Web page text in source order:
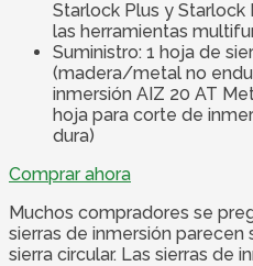
Starlock Plus y Starlock
las herramientas
Suministro: 1 hoja de
(madera/metal no
inmersión AIZ 20 AT
hoja para corte de
dura)
Comprar ahora
Muchos compradores se
sierras de inmersión
sierra circular. Las sierras de